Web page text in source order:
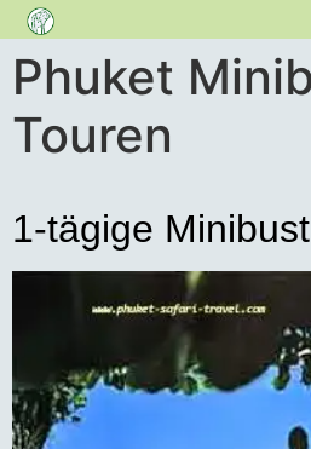
Phuket
Touren
1-tägige